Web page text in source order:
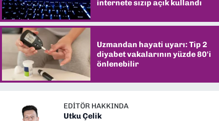
internete sızıp açık kullandı
Uzmandan hayati uyarı: Tip 2
diyabet vakalarının yüzde 80'i
önlenebilir
EDITÖR HAKKINDA
Utku Çelik